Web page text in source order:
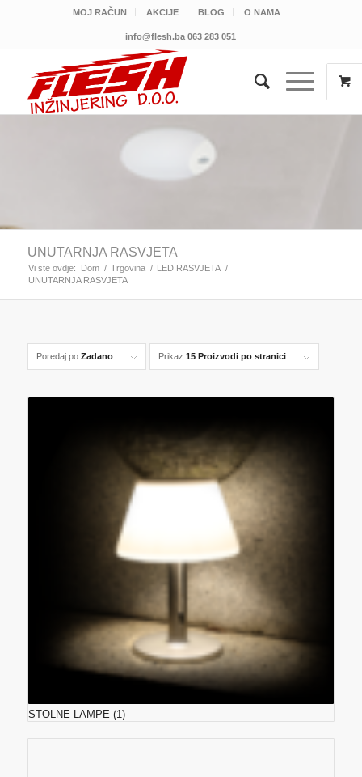
MOJ RAČUN AKCIJE BLOG O NAMA
info@flesh.ba 063 283 051
UNUTARNJA RASVJETA
Vi ste ovdje: Dom / Trgovina / LED RASVJETA /
UNUTARNJA RASVJETA
Poredaj po Zadano Prikaz 15 Proizvodi po stranici
STOLNE LAMPE (1)